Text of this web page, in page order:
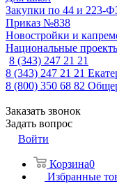
Закупки по 44 и 223-
Приказ №838
Новостройки и
Национальные
8 (343) 247 21 21
8 (343) 247 21 21
8 (800) 350 68 82
Заказать звонок
Задать вопрос
Войти
Корзина0
Избранные